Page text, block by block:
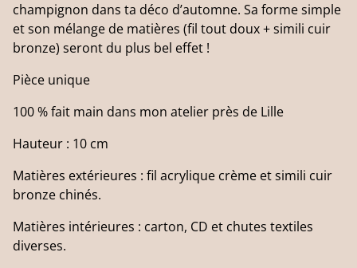
champignon dans ta déco d’automne. Sa forme simple
et son mélange de matières (fil tout doux + simili cuir
bronze) seront du plus bel effet !
Pièce unique
100 % fait main dans mon atelier près de Lille
Hauteur : 10 cm
Matières extérieures : fil acrylique crème et simili cuir
bronze chinés.
Matières intérieures : carton, CD et chutes textiles
diverses.